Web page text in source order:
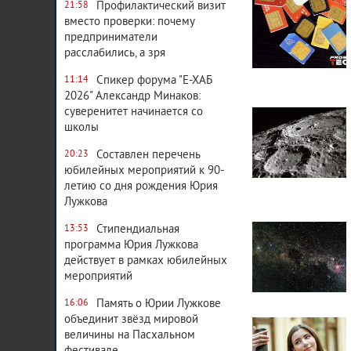
21:58
Профилактический визит
вместо проверки: почему
предприниматели
расслабились, а зря
11:14
Спикер форума "Е-ХАБ
2026" Александр Минаков:
суверенитет начинается со
школы
20:23
Составлен перечень
юбилейных мероприятий к 90-
летию со дня рождения Юрия
Лужкова
13:53
Стипендиальная
программа Юрия Лужкова
действует в рамках юбилейных
мероприятий
16:06
Память о Юрии Лужкове
объединит звёзд мировой
величины на Пасхальном